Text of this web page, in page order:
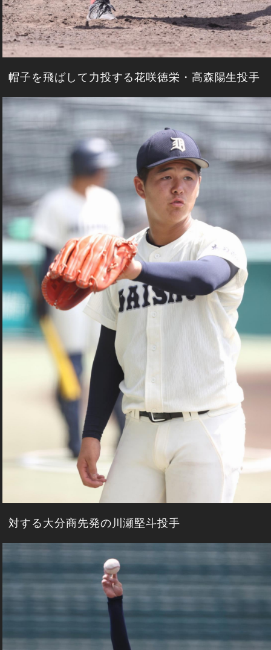
帽子を飛ばして力投する花咲徳栄・高森陽生投手
対する大分商先発の川瀬堅斗投手